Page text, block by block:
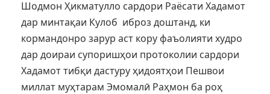
Шодмон Ҳикматулло сардори Раёсати Хадамот
дар минтақаи Кулоб иброз доштанд, ки
кормандонро зарур аст кору фаъолияти худро
дар доираи супоришҳои протоколии сардори
Хадамот тибқи дастуру ҳидоятҳои Пешвои
миллат муҳтарам Эмомалӣ Раҳмон ба роҳ